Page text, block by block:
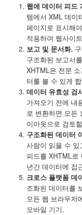
웹에 데이터 피드
템에서 XML 데이
페이지로 표시해
적용하여 웹사이
보고 및 문서화.
구조화된 보고서
XHTML은 전문
터를 볼 수 있게
데이터 유효성 검
가져오기 전에 내
로 변환하면 모든
이아웃으로 검토
구조화된 데이터
사람이 읽을 수
피드를 XHTML로
년간 데이터에 접
크로스 플랫폼 데
조화된 데이터를
모든 웹 브라우저
모바일 기기.